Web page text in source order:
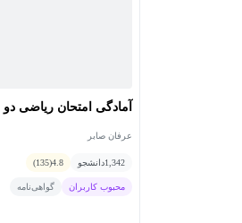
آمادگی امتحان ریاضی دو
عرفان صابر
1,342دانشجو 4.8
(135)
محبوب کاربران گواهی‌نامه